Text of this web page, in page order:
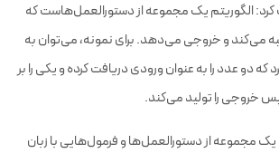
کرد: الگوریتم یک مجموعه از دستورالعمل‌هاست که
می‌کند و خروجی می‌دهد. برای نمونه، می‌توان به
که دو عدد را به عنوان ورودی دریافت کرده و یکی را بر
خروجی را تولید می‌کند.
مجموعه از دستورالعمل‌ها و فرمول‌هایی با زبان